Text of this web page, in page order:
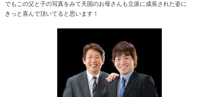
でもこの父と子の写真をみて天国のお母さんも立派に成長された姿に
きっと喜んで頂いてると思います！